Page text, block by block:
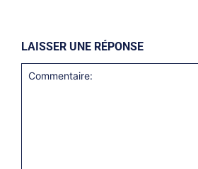
LAISSER UNE RÉPONSE